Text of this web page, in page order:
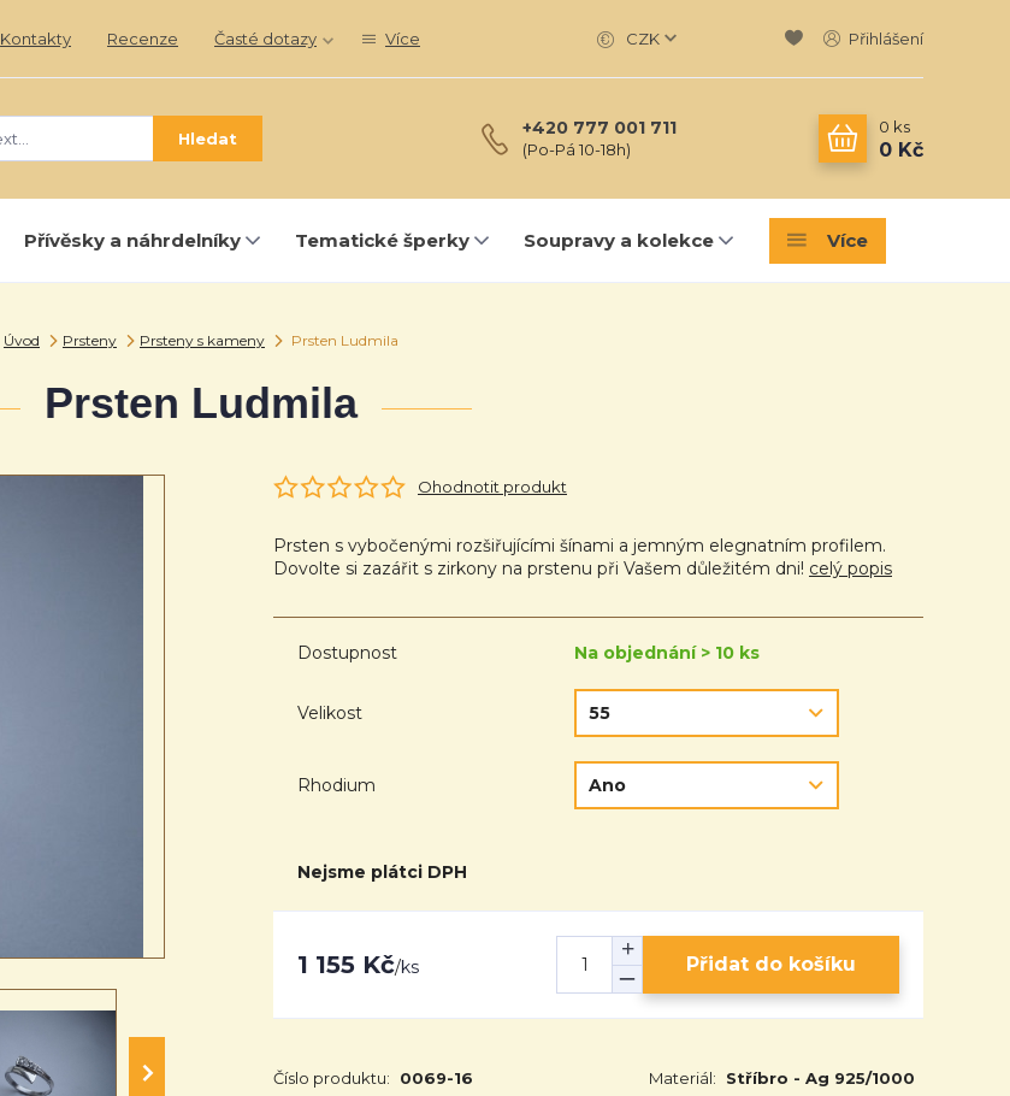
Kontakty Recenze Časté dotazy Více CZK Přihlášení
Hledat +420 777 001 711
(Po-Pá 10-18h)
0 ks
0 Kč
Přívěsky a náhrdelníky Tematické šperky Soupravy a kolekce Více
Úvod Prsteny Prsteny s kameny Prsten Ludmila
Prsten Ludmila
Ohodnotit produkt
Prsten s vybočenými rozšiřujícími šínami a jemným elegnatním profilem.
Dovolte si zazářit s zirkony na prstenu při Vašem důležitém dni! celý popis
Dostupnost Na objednání > 10 ks
Velikost
Rhodium
Nejsme plátci DPH
1 155 Kč/ks Přidat do košíku
Číslo produktu: 0069-16 Materiál:
Stříbro - Ag 925/1000